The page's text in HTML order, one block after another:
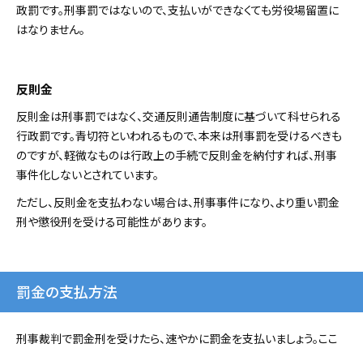
政罰です。刑事罰ではないので、支払いができなくても労役場留置に
はなりません。
反則金
反則金は刑事罰ではなく、交通反則通告制度に基づいて科せられる
行政罰です。青切符といわれるもので、本来は刑事罰を受けるべきも
のですが、軽微なものは行政上の手続で反則金を納付すれば、刑事
事件化しないとされています。
ただし、反則金を支払わない場合は、刑事事件になり、より重い罰金
刑や懲役刑を受ける可能性があります。
罰金の支払方法
刑事裁判で罰金刑を受けたら、速やかに罰金を支払いましょう。ここ